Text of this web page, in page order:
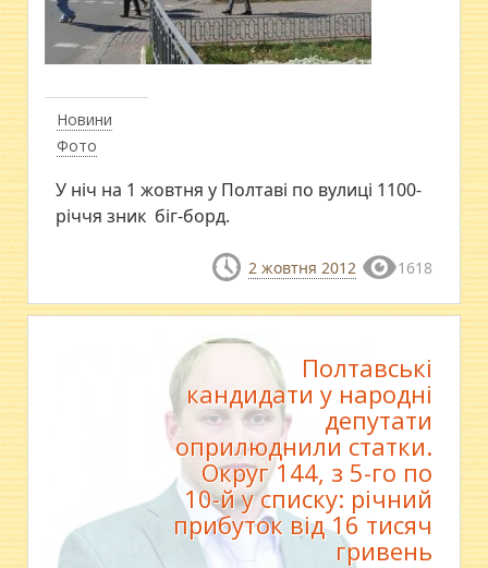
Новини
Фото
У ніч на 1 жовтня у Полтаві по вулиці 1100-
річчя зник біг-борд.
2 жовтня 2012 1618
Полтавські
кандидати у народні
депутати
оприлюднили статки.
Округ 144, з 5-го по
10-й у списку: річний
прибуток від 16 тисяч
гривень